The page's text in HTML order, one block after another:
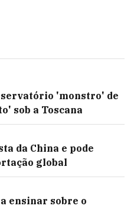
'monstro' de
sob a Toscana
da China e pode
global
ensinar sobre o